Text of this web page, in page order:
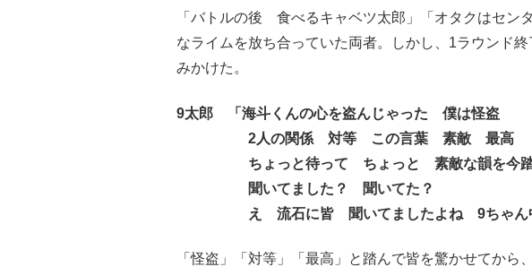
「バトルの後 食べるキャベツ太郎」「オタクはセン
なライムを放ち合っていた両者。しかし、1ラウンド
みかけた。
9太郎 「海斗くんの心を盗んじゃった 僕は怪盗
2人の関係 対等 この言葉 素敵 最高
ちょっと待って ちょっと 素敵な韻を今踏
聞いてました？ 聞いてた？
え 流石に皆 聞いてましたよね 9ちゃん中
「怪盗」「対等」「最高」と踏んで皆を驚かせてから